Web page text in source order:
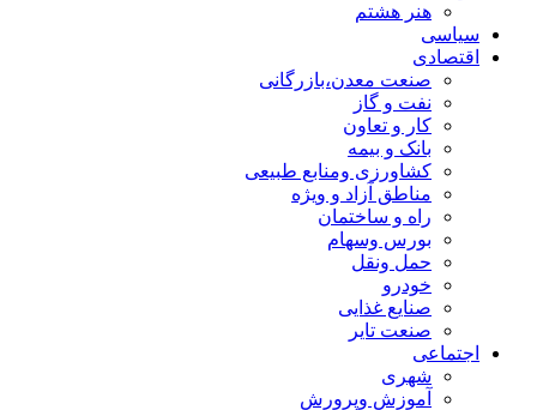
هنر هشتم
سیاسی
اقتصادی
صنعت معدن،بازرگانی
نفت و گاز
کار و تعاون
بانک و بیمه
کشاورزی ومنابع طبیعی
مناطق آزاد و ویژه
راه و ساختمان
بورس وسهام
حمل ونقل
خودرو
صنایع غذایی
صنعت تایر
اجتماعی
شهری
آموزش وپرورش